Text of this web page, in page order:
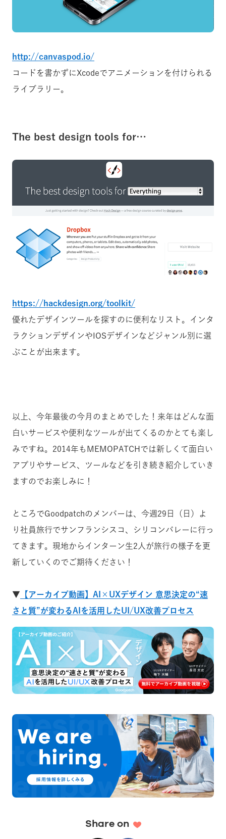
http://canvaspod.io/
コードを書かずにXcodeでアニメーションを付けられる
ライブラリー。
The best design tools for…
https://hackdesign.org/toolkit/
優れたデザインツールを探すのに便利なリスト。インタ
ラクションデザインやIOSデザインなどジャンル別に選
ぶことが出来ます。
以上、今年最後の今月のまとめでした！来年はどんな面
白いサービスや便利なツールが出てくるのかとても楽し
みですね。2014年もMEMOPATCHでは新しくて面白い
アプリやサービス、ツールなどを引き続き紹介していき
ますのでお楽しみに！
ところでGoodpatchのメンバーは、今週29日（日）よ
り社員旅行でサンフランシスコ、シリコンバレーに行っ
てきます。現地からインターン生2人が旅行の様子を更
新していくのでご期待ください！
▼ 【アーカイブ動画】AI×UXデザイン 意思決定の“速
さと質”が変わるAIを活用したUI/UX改善プロセス
Share on